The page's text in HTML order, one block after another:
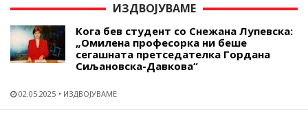
ИЗДВОЈУВАМЕ
Кога бев студент со Снежана Лупевска:
„Омилена професорка ни беше
сегашната претседателка Гордана
Сиљановска-Давкова“
02.05.2025 ИЗДВОЈУВАМЕ